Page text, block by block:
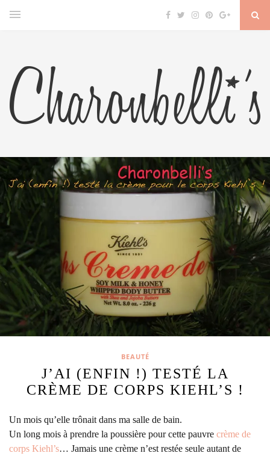
BEAUTÉ
J’AI (ENFIN !) TESTÉ LA
CRÈME DE CORPS KIEHL’S !
Un mois qu’elle trônait dans ma salle de bain.
Un long mois à prendre la poussière pour cette pauvre crème de
corps Kiehl’s… Jamais une crème n’est restée seule autant de